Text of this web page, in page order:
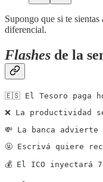
Supongo que si te
diferencial.
Flashes de la
🇪🇸 El Tesoro paga
❌ La productividad
💸 La banca
🤬 Escrivá quiere
💰 El ICO inyectará